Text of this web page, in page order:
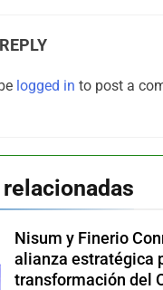
logged in to post a
Nisum y Finerio
alianza estratégica
transformación del